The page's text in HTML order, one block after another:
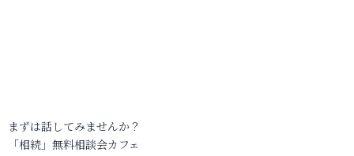
まずは話してみませんか？
「相続」無料相談会カフェ